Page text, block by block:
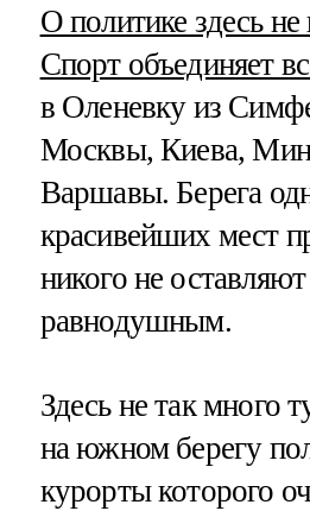
О политике здесь не
Спорт объединяет
в Оленевку из
Москвы, Киева,
Варшавы. Берега
красивейших мест
никого не оставляют
равнодушным.
Здесь не так много
на южном берегу
курорты которого